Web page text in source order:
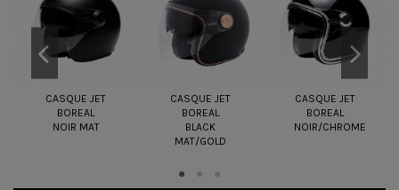
CASQUE JET
BOREAL
NOIR MAT
CASQUE JET
BOREAL
BLACK
MAT/GOLD
CASQUE JET
BOREAL
NOIR/CHROME